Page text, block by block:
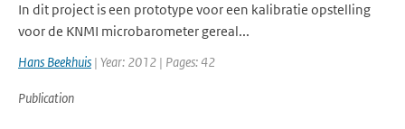
In dit project is een prototype voor een kalibratie opstelling
voor de KNMI microbarometer gereal...
Hans Beekhuis | Year: 2012 | Pages: 42
Publication